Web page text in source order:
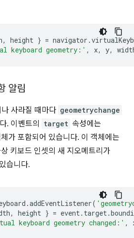
, height } = navigator .
keyboard geometry:' , x, y,
알림
사라질 때마다 geometrychange
. 이벤트의 target 속성에는
가 포함되어 있습니다. 이 객체에는
키보드 인셋의 새 지오메트리가
습니다.
.addEventListener(
, height } = event. target.
keyboard geometry changed:' ,